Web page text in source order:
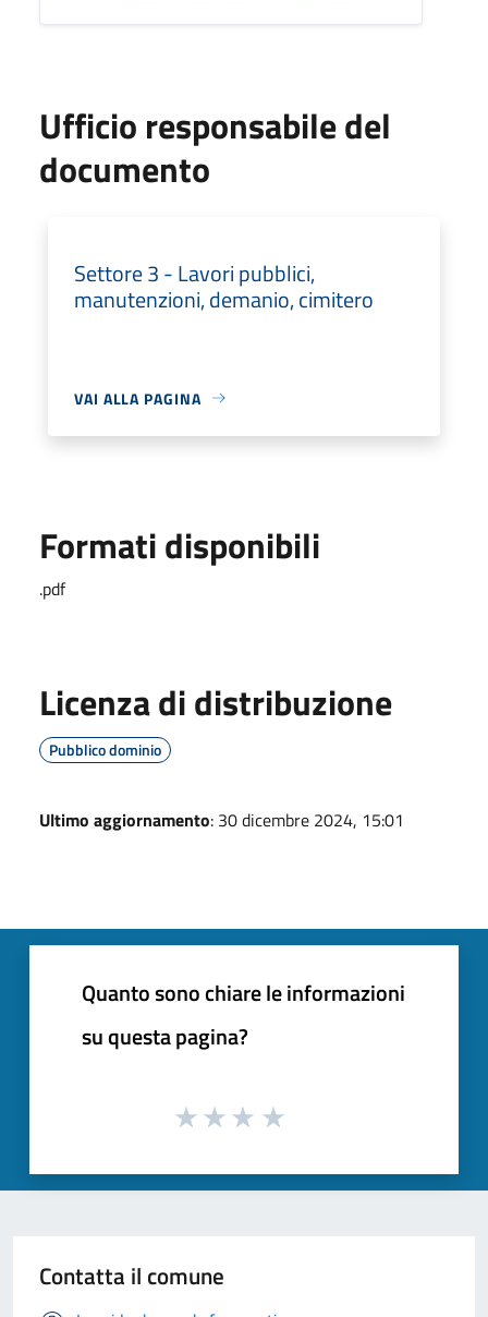
Ufficio responsabile del
documento
Settore 3 - Lavori pubblici,
manutenzioni, demanio, cimitero
VAI ALLA PAGINA
Formati disponibili
.pdf
Licenza di distribuzione
Pubblico dominio
Ultimo aggiornamento: 30 dicembre 2024, 15:01
Quanto sono chiare le informazioni
su questa pagina?
Contatta il comune